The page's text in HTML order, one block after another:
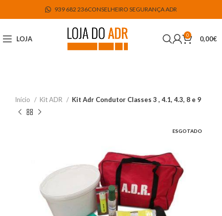
939 682 236CONSELHEIRO SEGURANÇA ADR
LOJA 0 0,00€
Início Kit ADR Kit Adr Condutor Classes 3 , 4.1, 4.3, 8 e 9
ESGOTADO